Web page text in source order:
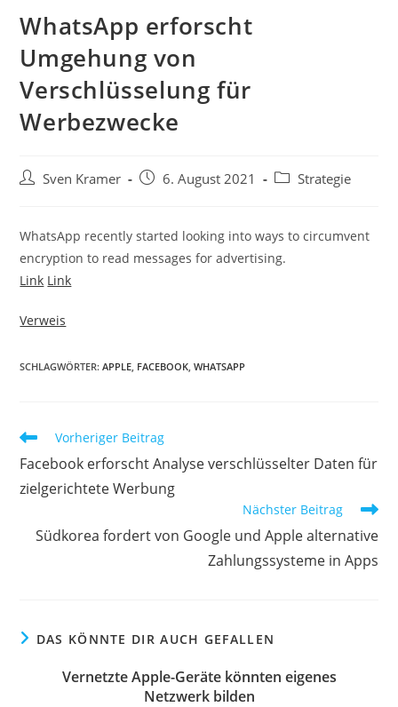
WhatsApp erforscht
Umgehung von
Verschlüsselung für
Werbezwecke
Sven Kramer 6. August 2021 Strategie
WhatsApp recently started looking into ways to circumvent
encryption to read messages for advertising.
Link Link
Verweis
SCHLAGWÖRTER:APPLE, FACEBOOK, WHATSAPP
Vorheriger Beitrag
Facebook erforscht Analyse verschlüsselter Daten für
zielgerichtete Werbung
Nächster Beitrag
Südkorea fordert von Google und Apple alternative
Zahlungssysteme in Apps
DAS KÖNNTE DIR AUCH GEFALLEN
Vernetzte Apple-Geräte könnten eigenes
Netzwerk bilden